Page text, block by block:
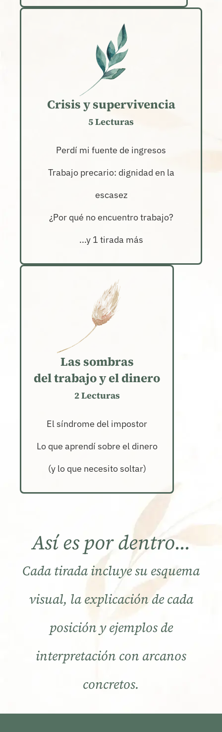
Crisis y supervivencia
5 Lecturas
Perdí mi fuente de ingresos
Trabajo precario: dignidad en la
escasez
¿Por qué no encuentro trabajo?
...y 1 tirada más
Las sombras
del trabajo y el dinero
2 Lecturas
El síndrome del impostor
Lo que aprendí sobre el dinero
(y lo que necesito soltar)
Así es por dentro...
Cada tirada incluye su esquema
visual, la explicación de cada
posición y ejemplos de
interpretación con arcanos
concretos.